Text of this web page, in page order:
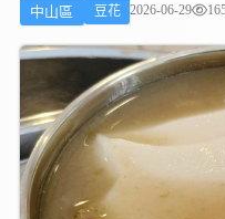
中山區 豆花 2026-06-29